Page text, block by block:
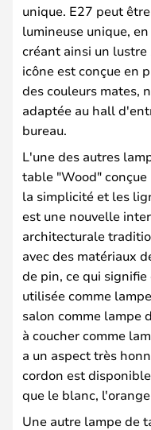
unique. E27 peut
lumineuse unique,
créant ainsi un
icône est conçue en
des couleurs mates,
adaptée au hall
bureau.
L'une des autres
table "Wood"
la simplicité et les
est une nouvelle
architecturale
avec des matériaux
de pin, ce qui
utilisée comme
salon comme lampe
à coucher comme
a un aspect très
cordon est
que le blanc,
Une autre lampe de